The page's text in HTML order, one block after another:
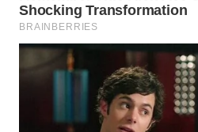
WN
SUMEDANG
WN
WN